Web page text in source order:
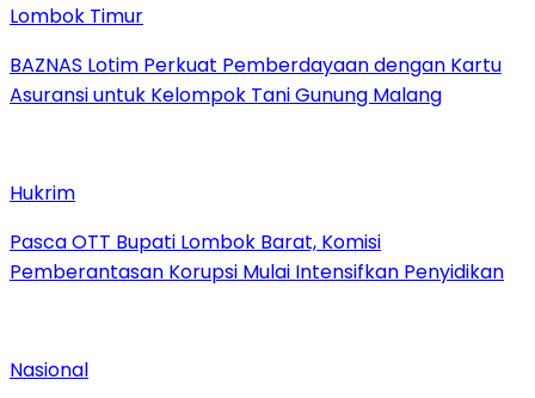
Lombok Timur
BAZNAS Lotim Perkuat Pemberdayaan dengan Kartu
Asuransi untuk Kelompok Tani Gunung Malang
Hukrim
Pasca OTT Bupati Lombok Barat, Komisi
Pemberantasan Korupsi Mulai Intensifkan Penyidikan
Nasional